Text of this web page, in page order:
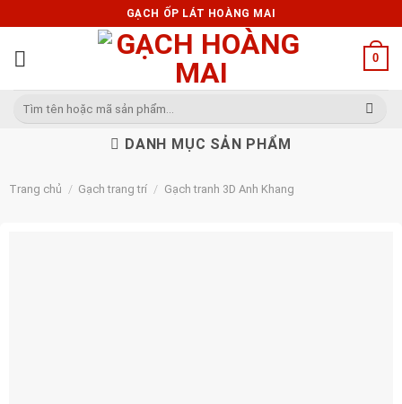
to
content
GẠCH ỐP LÁT HOÀNG MAI
0
Tìm
DANH MỤC SẢN PHẨM
Trang chủ / Gạch trang trí / Gạch tranh 3D Anh Khang